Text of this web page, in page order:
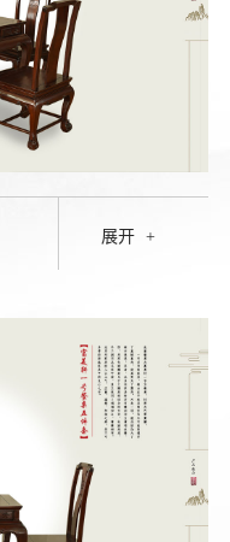
展开 +